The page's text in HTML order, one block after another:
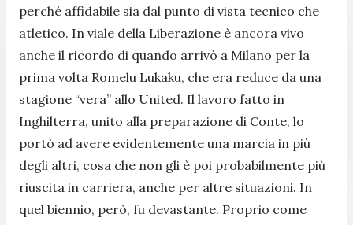
perché affidabile sia dal punto di vista tecnico che
atletico. In viale della Liberazione è ancora vivo
anche il ricordo di quando arrivò a Milano per la
prima volta Romelu Lukaku, che era reduce da una
stagione “vera” allo United. Il lavoro fatto in
Inghilterra, unito alla preparazione di Conte, lo
portò ad avere evidentemente una marcia in più
degli altri, cosa che non gli è poi probabilmente più
riuscita in carriera, anche per altre situazioni. In
quel biennio, però, fu devastante. Proprio come